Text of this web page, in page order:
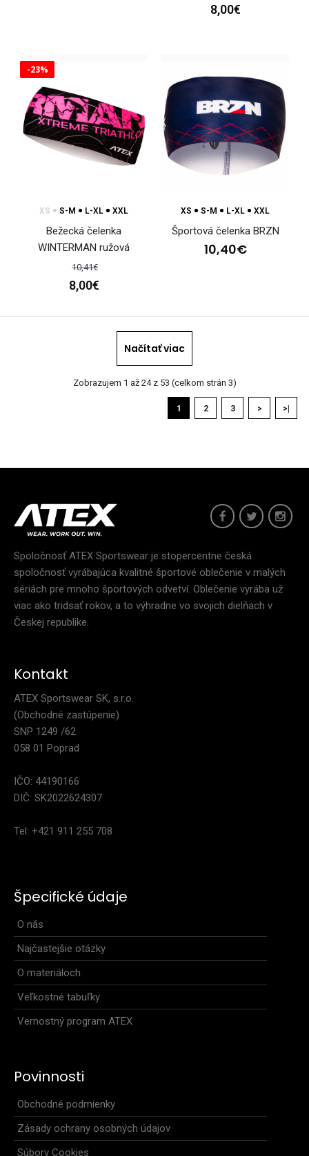
Športová čelenka BENE mintŠportovci venujú pozornosť
Športová čelenka BENE pink
9,90€
8,00€
-23%
XS S-M L-XL XXL
Bežecká čelenka
WINTERMAN ružová
10,41€
8,00€
XS S-M L-XL XXL
Športová čelenka BRZN
10,40€
Načítať viac
Zobrazujem 1 až 24 z 53 (celkom strán 3)
1 2 3 > >|
Spoločnosť ATEX Sportswear je stopercentne česká
spoločnosť vyrábajúca kvalitné športové oblečenie v malých
sériách pre mnoho športových odvetví. Oblečenie vyrába už
viac ako tridsať rokov, a to výhradne vo svojich dielňach v
Českej republike.
Kontakt
ATEX Sportswear SK, s.r.o.
(Obchodné zastúpenie)
SNP 1249 /62
058 01 Poprad
IČO: 44190166
DIČ: SK2022624307
Tel: +421 911 255 708
Špecifické údaje
O nás
Najčastejšie otázky
O materiáloch
Veľkostné tabuľky
Vernostný program ATEX
Povinnosti
Obchodné podmienky
Zásady ochrany osobných údajov
Súbory Cookies